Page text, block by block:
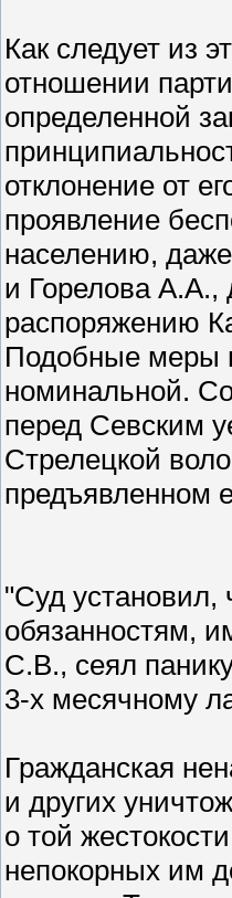
Как следует из
отношении
определенной
отклонение от
проявление
населению,
и Горелова А.А.,
распоряжению
Подобные меры
номинальной.
перед Севским
Стрелецкой
предъявленном
"Суд установил,
обязанностям,
С.В., сеял
3-х месячному
Гражданская
и других
о той
непокорных им